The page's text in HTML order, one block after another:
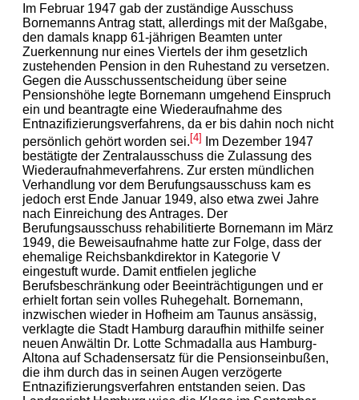
Im Februar 1947 gab der zuständige Ausschuss
Bornemanns Antrag statt, allerdings mit der Maßgabe,
den damals knapp 61-jährigen Beamten unter
Zuerkennung nur eines Viertels der ihm gesetzlich
zustehenden Pension in den Ruhestand zu versetzen.
Gegen die Ausschussentscheidung über seine
Pensionshöhe legte Bornemann umgehend Einspruch
ein und beantragte eine Wiederaufnahme des
Entnazifizierungsverfahrens, da er bis dahin noch nicht
persönlich gehört worden sei.[4]
Im Dezember 1947
bestätigte der Zentralausschuss die Zulassung des
Wiederaufnahmeverfahrens. Zur ersten mündlichen
Verhandlung vor dem Berufungsausschuss kam es
jedoch erst Ende Januar 1949, also etwa zwei Jahre
nach Einreichung des Antrages. Der
Berufungsausschuss rehabilitierte Bornemann im März
1949, die Beweisaufnahme hatte zur Folge, dass der
ehemalige Reichsbankdirektor in Kategorie V
eingestuft wurde. Damit entfielen jegliche
Berufsbeschränkung oder Beeinträchtigungen und er
erhielt fortan sein volles Ruhegehalt. Bornemann,
inzwischen wieder in Hofheim am Taunus ansässig,
verklagte die Stadt Hamburg daraufhin mithilfe seiner
neuen Anwältin Dr. Lotte Schmadalla aus Hamburg-
Altona auf Schadensersatz für die Pensionseinbußen,
die ihm durch das in seinen Augen verzögerte
Entnazifizierungsverfahren entstanden seien. Das